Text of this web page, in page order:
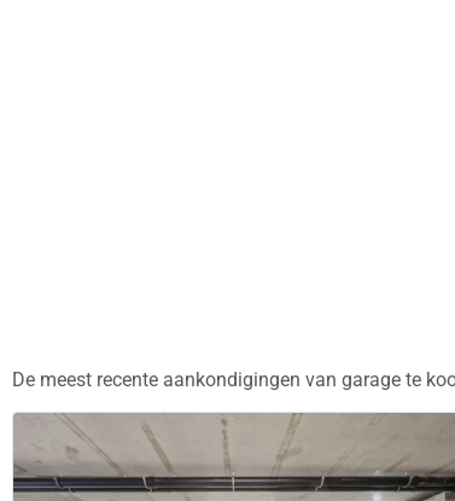
De meest recente aankondigingen van garage te